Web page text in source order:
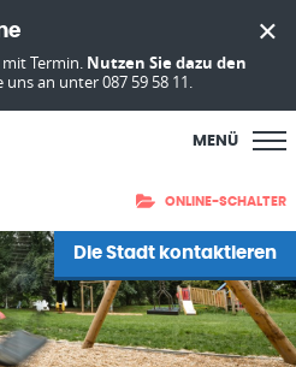
Termin. Nutzen Sie dazu den
uns an unter 087 59 58 11.
MENÜ
ONLINE-SCHALTER
Die Stadt kontaktieren